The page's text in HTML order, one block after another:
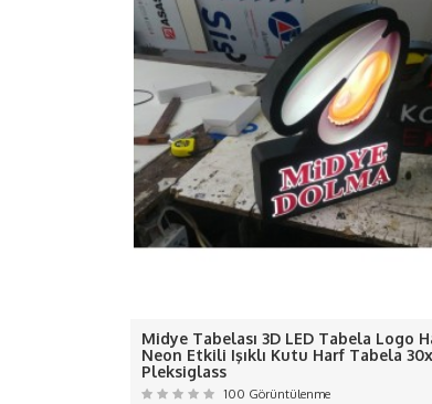
- Ürünümüzde 1
Kargo kaynaklı
Almanya, Avusturya, Belçika,
Litvanya,
Midye Tabelası 3D LED Tabela Logo
Neon Etkili Işıklı Kutu Harf Tabela
Pleksiglass
100 Görüntülenme